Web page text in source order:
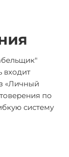
входит
«Личный
по
систему